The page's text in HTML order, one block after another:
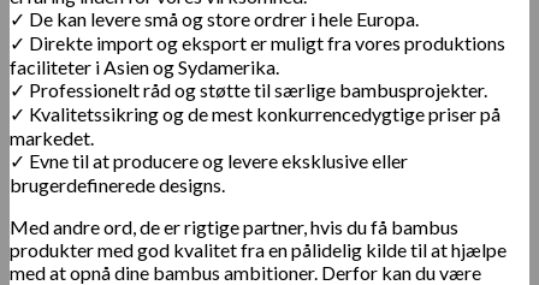
✓ De kan levere små og store ordrer i hele Europa.
✓ Direkte import og eksport er muligt fra vores produktions
faciliteter i Asien og Sydamerika.
✓ Professionelt råd og støtte til særlige bambusprojekter.
✓ Kvalitetssikring og de mest konkurrencedygtige priser på
markedet.
✓ Evne til at producere og levere eksklusive eller
brugerdefinerede designs.
Med andre ord, de er rigtige partner, hvis du få bambus
produkter med god kvalitet fra en pålidelig kilde til at hjælpe
med at opnå dine bambus ambitioner. Derfor kan du være